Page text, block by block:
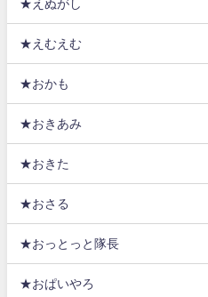
★えぬがし
★えむえむ
★おかも
★おきあみ
★おきた
★おさる
★おっとっと隊長
★おぱいやろ